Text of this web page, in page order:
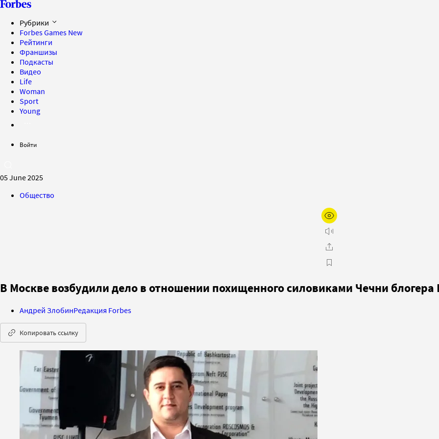
Рубрики
Forbes Games New
Рейтинги
Франшизы
Подкасты
Видео
Life
Woman
Sport
Young
Войти
05 June 2025
Общество
В Москве возбудили дело в отношении похищенного силовиками Чечни
Андрей ЗлобинРедакция Forbes
Копировать ссылку